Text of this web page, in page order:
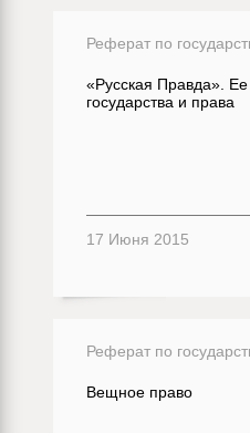
Реферат по
«Русская Правда».
государства и права
17 Июня 2015
Реферат по
Вещное право